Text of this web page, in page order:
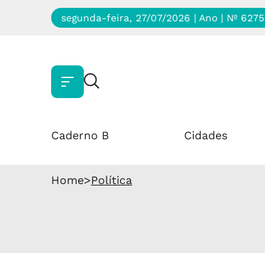
segunda-feira, 27/07/2026 | Ano | Nº 6275
Caderno B Cidades
Home>Política